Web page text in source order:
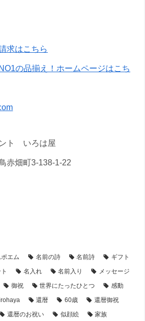
求はこちら
の品揃え！ホームページはこち
ト いろは屋
赤畑町3-138-1-22
エム 名前の詩 名前詩
ギフト
名入れ 名前入り
メッセージ
御祝 世界にたったひとつ
感動
還暦 60歳
還暦御祝
還暦のお祝い 似顔絵 家族